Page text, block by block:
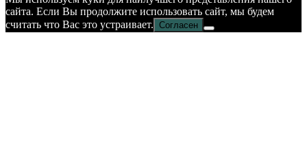
сайта. Если Вы продолжите использовать сайт, мы будем
считать что Вас это устраивает. Согласен